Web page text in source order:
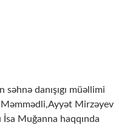
səhnə danışıgı müəllimi
Mirzəyev
İsa Muğanna haqqında